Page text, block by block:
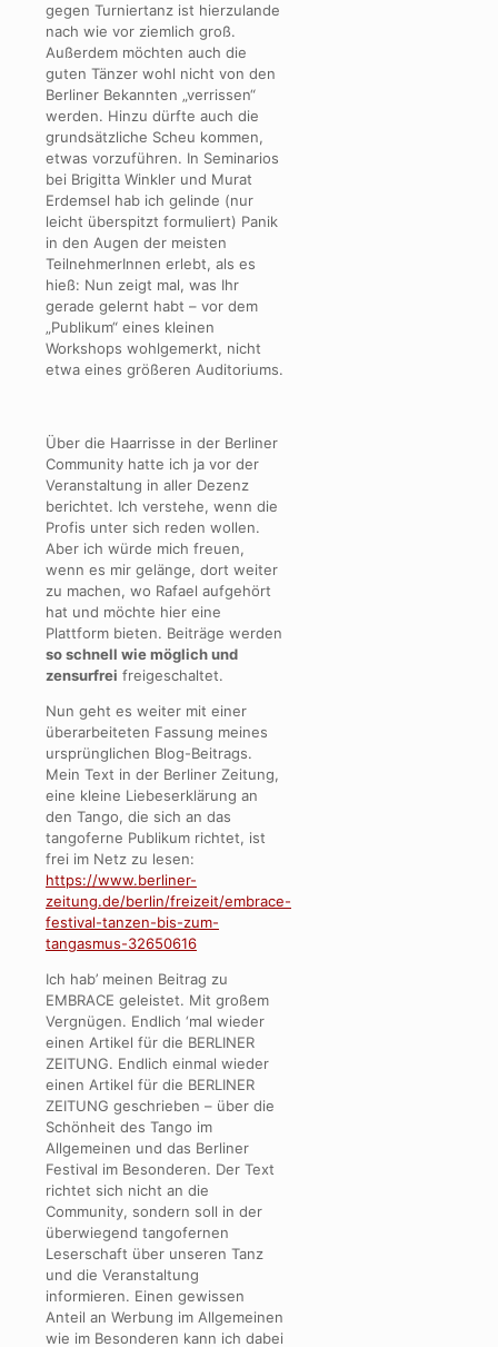
gegen Turniertanz ist hierzulande
nach wie vor ziemlich groß.
Außerdem möchten auch die
guten Tänzer wohl nicht von den
Berliner Bekannten „verrissen“
werden. Hinzu dürfte auch die
grundsätzliche Scheu kommen,
etwas vorzuführen. In Seminarios
bei Brigitta Winkler und Murat
Erdemsel hab ich gelinde (nur
leicht überspitzt formuliert) Panik
in den Augen der meisten
TeilnehmerInnen erlebt, als es
hieß: Nun zeigt mal, was Ihr
gerade gelernt habt – vor dem
„Publikum“ eines kleinen
Workshops wohlgemerkt, nicht
etwa eines größeren Auditoriums.
Über die Haarrisse in der Berliner
Community hatte ich ja vor der
Veranstaltung in aller Dezenz
berichtet. Ich verstehe, wenn die
Profis unter sich reden wollen.
Aber ich würde mich freuen,
wenn es mir gelänge, dort weiter
zu machen, wo Rafael aufgehört
hat und möchte hier eine
Plattform bieten. Beiträge werden
so schnell wie möglich und
zensurfrei freigeschaltet.
Nun geht es weiter mit einer
überarbeiteten Fassung meines
ursprünglichen Blog-Beitrags.
Mein Text in der Berliner Zeitung,
eine kleine Liebeserklärung an
den Tango, die sich an das
tangoferne Publikum richtet, ist
frei im Netz zu lesen:
https://www.berliner-
zeitung.de/berlin/freizeit/embrace-
festival-tanzen-bis-zum-
tangasmus-32650616
Ich hab’ meinen Beitrag zu
EMBRACE geleistet. Mit großem
Vergnügen. Endlich ‘mal wieder
einen Artikel für die BERLINER
ZEITUNG. Endlich einmal wieder
einen Artikel für die BERLINER
ZEITUNG geschrieben – über die
Schönheit des Tango im
Allgemeinen und das Berliner
Festival im Besonderen. Der Text
richtet sich nicht an die
Community, sondern soll in der
überwiegend tangofernen
Leserschaft über unseren Tanz
und die Veranstaltung
informieren. Einen gewissen
Anteil an Werbung im Allgemeinen
wie im Besonderen kann ich dabei